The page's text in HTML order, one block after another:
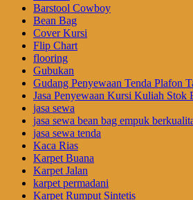
Barstool Cowboy
Bean Bag
Cover Kursi
Flip Chart
flooring
Gubukan
Gudang Penyewaan Tenda Plafon
Jasa Penyewaan Kursi Kuliah Stok
jasa sewa
jasa sewa bean bag empuk
jasa sewa tenda
Kaca Rias
Karpet Buana
Karpet Jalan
karpet permadani
Karpet Rumput Sintetis